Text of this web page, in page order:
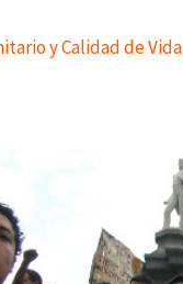
y Calidad de Vida